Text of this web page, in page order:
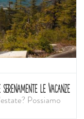
LE VACANZE
Possiamo